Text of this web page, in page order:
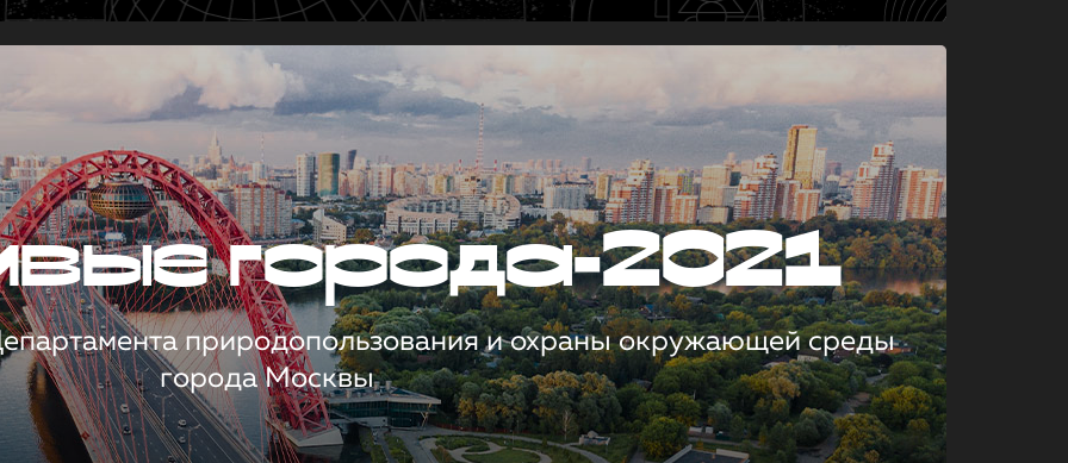
города-2021
природопользования и охраны окружающей среды
города Москвы